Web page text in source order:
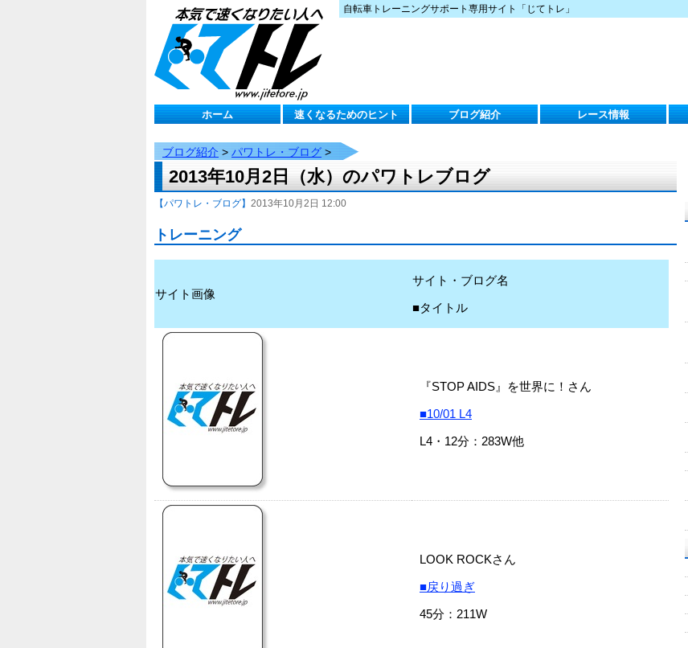
自転車トレーニングサポート専用サイト「じてトレ」
ホーム 速くなるためのヒント ブログ紹介 レース情報
ブログ紹介 > パワトレ・ブログ>
2013年10月2日（水）のパワトレブログ
【パワトレ・ブログ】 2013年10月2日 12:00
トレーニング
サイト画像
サイト・ブログ名
■タイトル
『STOP AIDS』を世界に！さん
■10/01 L4
L4・12分：283W他
LOOK ROCKさん
■戻り過ぎ
45分：211W